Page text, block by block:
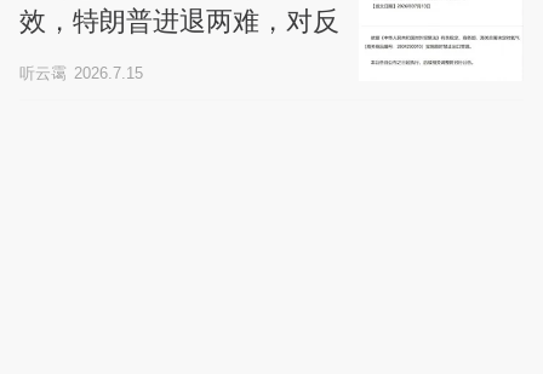
效，特朗普进退两难，对反
听云霭 2026.7.15